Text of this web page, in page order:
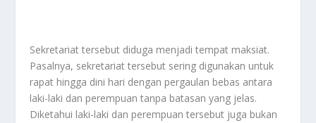
Sekretariat tersebut diduga menjadi tempat maksiat.
Pasalnya, sekretariat tersebut sering digunakan untuk
rapat hingga dini hari dengan pergaulan bebas antara
laki-laki dan perempuan tanpa batasan yang jelas.
Diketahui laki-laki dan perempuan tersebut juga bukan